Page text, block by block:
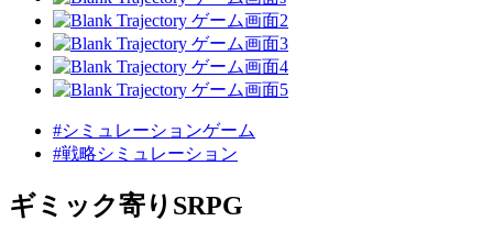
#シミュレーションゲーム
#戦略シミュレーション
ギミック寄りSRPG